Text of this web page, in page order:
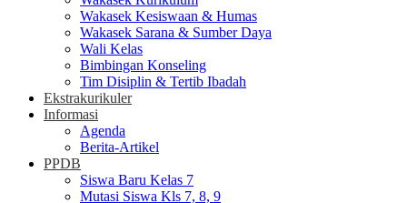
Wakasek Kesiswaan & Humas
Wakasek Sarana & Sumber Daya
Wali Kelas
Bimbingan Konseling
Tim Disiplin & Tertib Ibadah
Ekstrakurikuler
Informasi
Agenda
Berita-Artikel
PPDB
Siswa Baru Kelas 7
Mutasi Siswa Kls 7, 8, 9